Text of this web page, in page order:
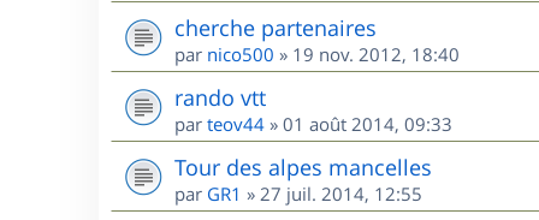
cherche partenaires
par nico500 » 19 nov. 2012, 18:40
rando vtt
par teov44 » 01 août 2014, 09:33
Tour des alpes mancelles
par GR1 » 27 juil. 2014, 12:55